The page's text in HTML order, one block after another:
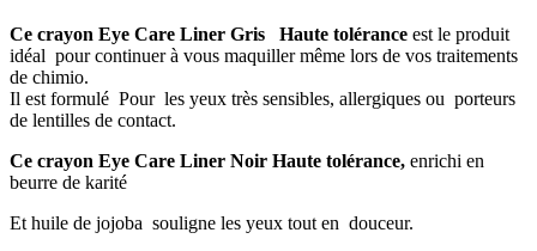
Ce crayon Eye Care Liner Gris Haute tolérance est le produit
idéal pour continuer à vous maquiller même lors de vos traitements
de chimio.
Il est formulé Pour les yeux très sensibles, allergiques ou porteurs
de lentilles de contact.
Ce crayon Eye Care Liner Noir Haute tolérance, enrichi en
beurre de karité
Et huile de jojoba souligne les yeux tout en douceur.